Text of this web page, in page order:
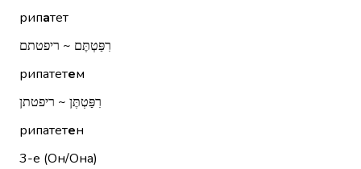
рипатет
רִפַּטְתֶּם ~ ריפטתם
рипатетем
רִפַּטְתֶּן ~ ריפטתן
рипатетен
3-е (Он/Она)